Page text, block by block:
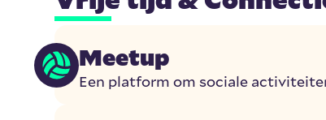
Meetup
Een platform om sociale